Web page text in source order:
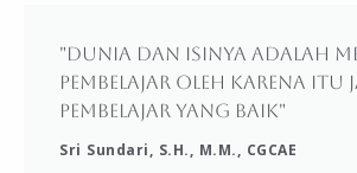
"Dunia dan isinya adalah
pembelajar oleh karena itu
pembelajar yang baik"
Sri Sundari, S.H., M.M., CGCAE